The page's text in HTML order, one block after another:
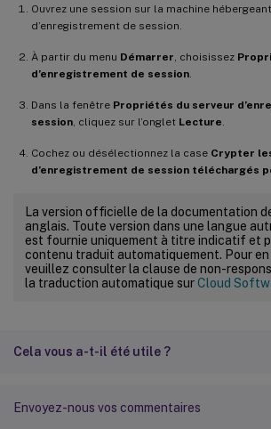
Ouvrez une session sur la machine
d’enregistrement de session.
À partir du menu Démarrer , choisissez
d’enregistrement de session
Dans la fenêtre Propriétés du serveur
session , cliquez sur l’onglet Lecture
Cochez ou désélectionnez la case Crypter
d’enregistrement de session téléchargés
La version officielle de la documentation
anglais. Toute version dans une langue
est fournie uniquement à titre indicatif et
contenu traduit automatiquement. Pour en
veuillez consulter la clause de non-
la traduction automatique surCloud
Cela vous a-t-il été utile ?
Envoyez-nous vos commentaires